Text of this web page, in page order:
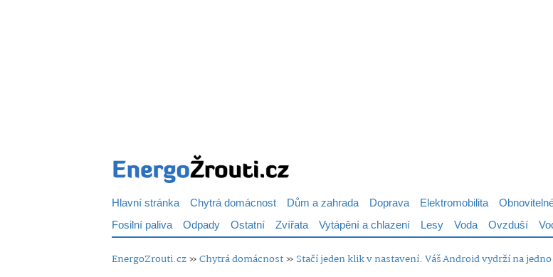
Hlavní stránka Chytrá domácnost Dům a zahrada Doprava Elektromobilita
Fosilní paliva Odpady Ostatní Zvířata Vytápění a chlazení Lesy Voda Ovzduší
EnergoZrouti.cz»Chytrá domácnost» Stačí jeden klik v nastavení. Váš Android vydrží na